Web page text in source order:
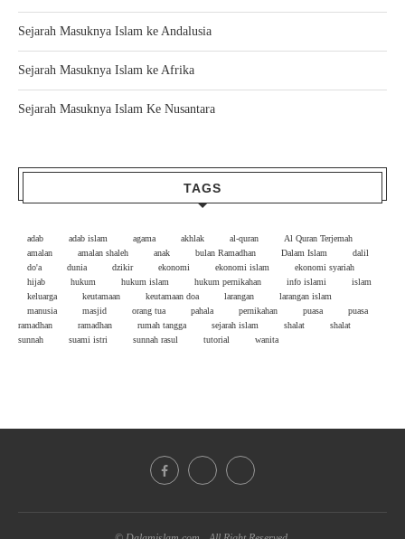
Sejarah Masuknya Islam ke Andalusia
Sejarah Masuknya Islam ke Afrika
Sejarah Masuknya Islam Ke Nusantara
TAGS
adab adab islam agama akhlak al-quran
Al Quran Terjemah
amalan
amalan shaleh anak bulan Ramadhan Dalam Islam
dalil
do'a
dunia dzikir ekonomi ekonomi islam
ekonomi syariah
hijab
hukum hukum islam hukum pernikahan info islami
islam
keluarga
keutamaan keutamaan doa larangan
larangan islam
manusia
masjid orang tua pahala pernikahan puasa
puasa
ramadhan
ramadhan rumah tangga sejarah islam shalat
shalat
sunnah
suami istri sunnah rasul tutorial wanita